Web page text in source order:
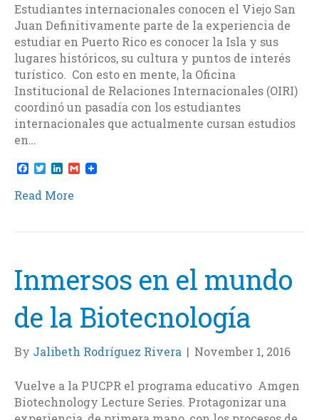
Estudiantes internacionales conocen el Viejo San
Juan Definitivamente parte de la experiencia de
estudiar en Puerto Rico es conocer la Isla y sus
lugares históricos, su cultura y puntos de interés
turístico. Con esto en mente, la Oficina
Institucional de Relaciones Internacionales (OIRI)
coordinó un pasadía con los estudiantes
internacionales que actualmente cursan estudios
en…
F
a
c
e
o
T
w
i
t
r
L
n
k
I
G
m
Read More
Inmersos en el mundo
de la Biotecnología
By Jalibeth Rodríguez Rivera | November 1, 2016
Vuelve a la PUCPR el programa educativo Amgen
Biotechnology Lecture Series. Protagonizar una